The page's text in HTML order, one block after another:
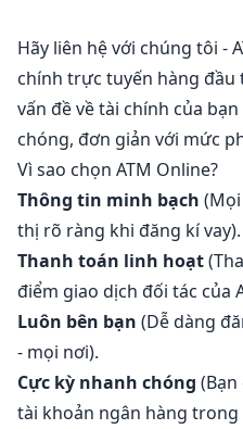
Hãy liên hệ với chúng tôi -
chính trực tuyến hàng đầu
vấn đề về tài chính của
chóng, đơn giản với mức
Vì sao chọn ATM Online?
Thông tin minh bạch
thị rõ ràng khi đăng kí vay).
Thanh toán linh hoạt
điểm giao dịch đối tác của
Luôn bên bạn (Dễ dàng
- mọi nơi).
Cực kỳ nhanh chóng
tài khoản ngân hàng